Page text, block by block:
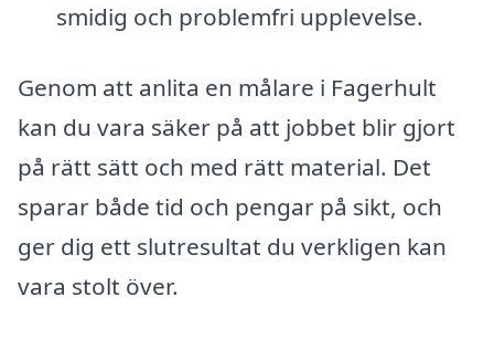
smidig och problemfri upplevelse.
Genom att anlita en målare i Fagerhult
kan du vara säker på att jobbet blir gjort
på rätt sätt och med rätt material. Det
sparar både tid och pengar på sikt, och
ger dig ett slutresultat du verkligen kan
vara stolt över.